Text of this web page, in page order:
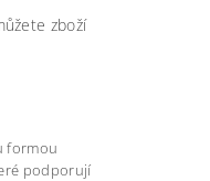
zboží
formou
podporují